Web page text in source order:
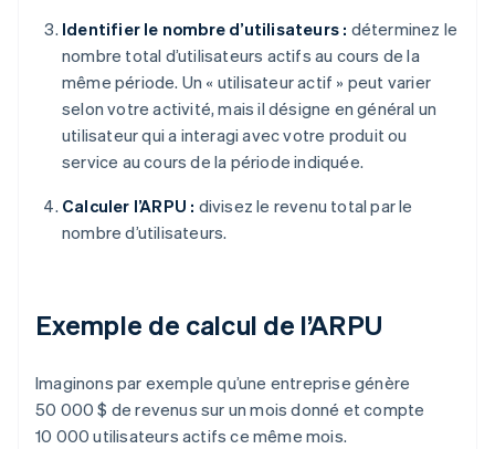
Identifier le nombre d’utilisateurs : déterminez le
nombre total d’utilisateurs actifs au cours de la
même période. Un « utilisateur actif » peut varier
selon votre activité, mais il désigne en général un
utilisateur qui a interagi avec votre produit ou
service au cours de la période indiquée.
Calculer l’ARPU : divisez le revenu total par le
nombre d’utilisateurs.
Exemple de calcul de l’ARPU
Imaginons par exemple qu’une entreprise génère
50 000 $ de revenus sur un mois donné et compte
10 000 utilisateurs actifs ce même mois.